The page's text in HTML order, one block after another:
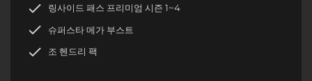
링사이드 패스 프리미엄 시즌 1~4
슈퍼스타 메가 부스트
조 헨드리 팩